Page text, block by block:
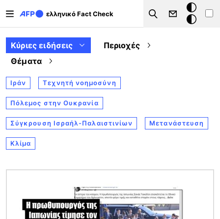
ελληνικό Fact Check
Search
Σκοτεινή
Κύριες ειδήσεις
Περιοχές
Θέματα
Ιράν Τεχνητή νοημοσύνη
Πόλεμος στην Ουκρανία
Σύγκρουση Ισραήλ-Παλαιστινίων Μετανάστευση
Κλίμα